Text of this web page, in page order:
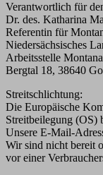
Verantwortlich für
Dr. des. Katharina
Referentin für
Niedersächsisches
Arbeitsstelle
Bergtal 18, 38640
Streitschlichtung:
Die Europäische
Streitbeilegung (OS)
Unsere E-Mail-
Wir sind nicht bereit
vor einer